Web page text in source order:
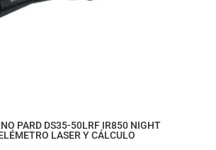
PARD DS35-50LRF IR850 NIGHT
LASER Y CÁLCULO